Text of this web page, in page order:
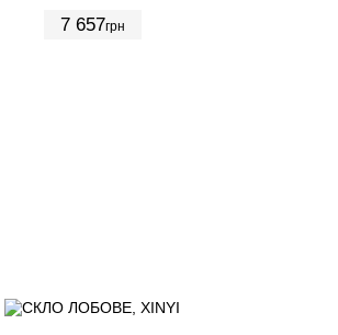
7 657грн